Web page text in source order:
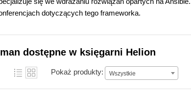
dotyczących tego frameworka.
dostępne w księgarni Helion
Pokaż produkty: Wszystkie